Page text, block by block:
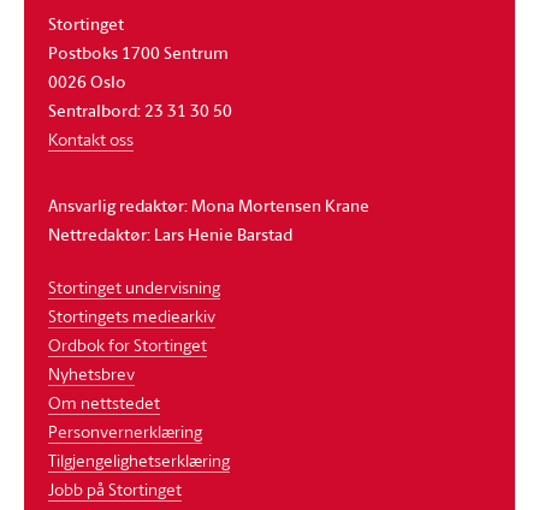
Stortinget
Postboks 1700 Sentrum
0026 Oslo
Sentralbord: 23 31 30 50
Kontakt oss
Ansvarlig redaktør: Mona Mortensen Krane
Nettredaktør: Lars Henie Barstad
Stortinget undervisning
Stortingets mediearkiv
Ordbok for Stortinget
Nyhetsbrev
Om nettstedet
Personvernerklæring
Tilgjengelighetserklæring
Jobb på Stortinget